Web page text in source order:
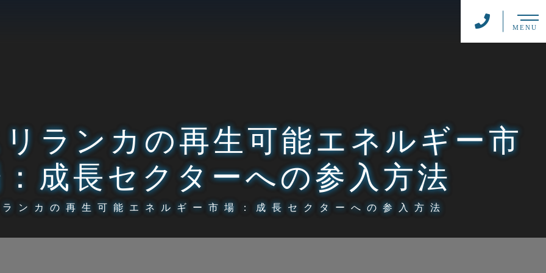
MENU
ランカの再生可能エネルギー市
成長セクターへの参入方法
ンカの再生可能エネルギー市場：成長セクターへの参入方法